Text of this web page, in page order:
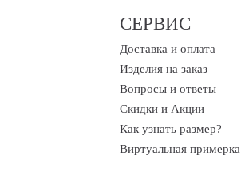
СЕРВИС
Доставка и оплата
Изделия на заказ
Вопросы и ответы
Скидки и Акции
Как узнать размер?
Виртуальная примерка